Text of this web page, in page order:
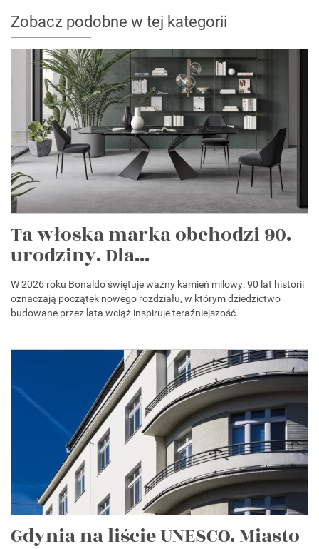
Zobacz podobne w tej kategorii
Ta włoska marka obchodzi 90.
urodziny. Dla...
W 2026 roku Bonaldo świętuje ważny kamień milowy: 90 lat historii
oznaczają początek nowego rozdziału, w którym dziedzictwo
budowane przez lata wciąż inspiruje teraźniejszość.
Gdynia na liście UNESCO. Miasto